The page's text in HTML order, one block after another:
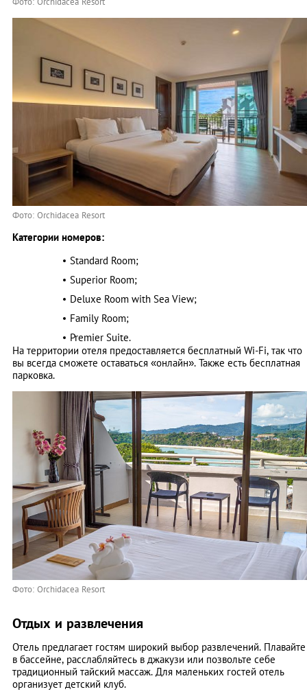
Фото: Orchidacea Resort
Категории номеров:
Standard Room;
Superior Room;
Deluxe Room with Sea View;
Family Room;
Premier Suite.
На территории отеля предоставляется бесплатный Wi-Fi, так что
вы всегда сможете оставаться «онлайн». Также есть бесплатная
парковка.
Фото: Orchidacea Resort
Отдых и развлечения
Отель предлагает гостям широкий выбор развлечений. Плавайте
в бассейне, расслабляйтесь в джакузи или позвольте себе
традиционный тайский массаж. Для маленьких гостей отель
организует детский клуб.